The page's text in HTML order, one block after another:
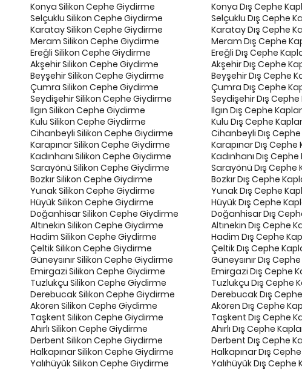
Konya Silikon Cephe Giydirme
Selçuklu Silikon Cephe Giydirme
Karatay Silikon Cephe Giydirme
Meram Silikon Cephe Giydirme
Ereğli Silikon Cephe Giydirme
Akşehir Silikon Cephe Giydirme
Beyşehir Silikon Cephe Giydirme
Çumra Silikon Cephe Giydirme
Seydişehir Silikon Cephe Giydirme
Ilgın Silikon Cephe Giydirme
Kulu Silikon Cephe Giydirme
Cihanbeyli Silikon Cephe Giydirme
Karapınar Silikon Cephe Giydirme
Kadınhanı Silikon Cephe Giydirme
Sarayönü Silikon Cephe Giydirme
Bozkır Silikon Cephe Giydirme
Yunak Silikon Cephe Giydirme
Hüyük Silikon Cephe Giydirme
Doğanhisar Silikon Cephe Giydirme
Altınekin Silikon Cephe Giydirme
Hadim Silikon Cephe Giydirme
Çeltik Silikon Cephe Giydirme
Güneysınır Silikon Cephe Giydirme
Emirgazi Silikon Cephe Giydirme
Tuzlukçu Silikon Cephe Giydirme
Derebucak Silikon Cephe Giydirme
Akören Silikon Cephe Giydirme
Taşkent Silikon Cephe Giydirme
Ahırlı Silikon Cephe Giydirme
Derbent Silikon Cephe Giydirme
Halkapınar Silikon Cephe Giydirme
Yalıhüyük Silikon Cephe Giydirme
Konya Dış Cephe
Selçuklu Dış Cephe
Karatay Dış Cephe
Meram Dış Cephe
Ereğli Dış Cephe
Akşehir Dış Cephe
Beyşehir Dış Cephe
Çumra Dış Cephe
Seydişehir Dış
Ilgın Dış Cephe
Kulu Dış Cephe
Cihanbeyli Dış
Karapınar Dış
Kadınhanı Dış
Sarayönü Dış Cephe
Bozkır Dış Cephe
Yunak Dış Cephe
Hüyük Dış Cephe
Doğanhisar Dış
Altınekin Dış Cephe
Hadim Dış Cephe
Çeltik Dış Cephe
Güneysınır Dış
Emirgazi Dış Cephe
Tuzlukçu Dış Cephe
Derebucak Dış
Akören Dış Cephe
Taşkent Dış Cephe
Ahırlı Dış Cephe
Derbent Dış Cephe
Halkapınar Dış
Yalıhüyük Dış